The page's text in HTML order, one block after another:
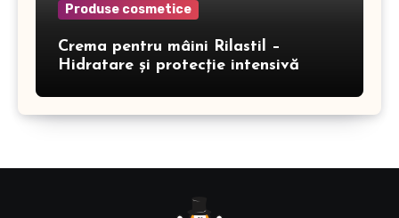
Produse cosmetice
Crema pentru mâini Rilastil –
Hidratare și protecție intensivă